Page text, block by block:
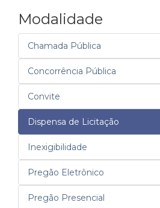
Modalidade
Chamada Pública
Concorrência Pública
Convite
Dispensa de Licitação
Inexigibilidade
Pregão Eletrônico
Pregão Presencial